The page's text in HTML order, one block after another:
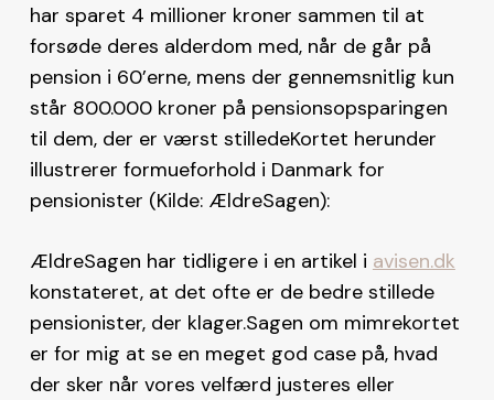
har sparet 4 millioner kroner sammen til at
forsøde deres alderdom med, når de går på
pension i 60’erne, mens der gennemsnitlig kun
står 800.000 kroner på pensionsopsparingen
til dem, der er værst stilledeKortet herunder
illustrerer formueforhold i Danmark for
pensionister (Kilde: ÆldreSagen):
ÆldreSagen har tidligere i en artikel i avisen.dk
konstateret, at det ofte er de bedre stillede
pensionister, der klager.Sagen om mimrekortet
er for mig at se en meget god case på, hvad
der sker når vores velfærd justeres eller